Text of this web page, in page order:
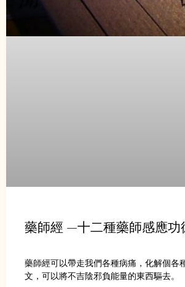
藥師經 —十二種藥師感應功
藥師經可以帶走我們各種病痛，化解個各
文，可以將不吉陰邪負能量的東西驅去。